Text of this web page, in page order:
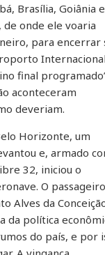
Brasília, Goiânia e
onde ele voaria
para encerrar
Internacional
final
aconteceram
deveriam.
Horizonte, um
e, armado
32, iniciou o
O
Alves da
da política
do país, e por